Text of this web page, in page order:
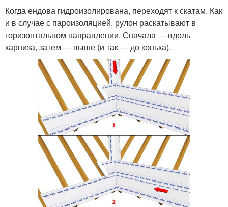
Когда ендова гидроизолирована, переходят к скатам. Как
и в случае с пароизоляцией, рулон раскатывают в
горизонтальном направлении. Сначала ― вдоль
карниза, затем ― выше (и так ― до конька).